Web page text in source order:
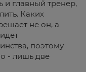
и главный тренер,
Каких
не он, а
поэтому
- лишь две